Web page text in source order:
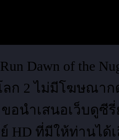
Dawn of the
ก 2 ไม่มีโฆษณาก
ขอนำเสนอเว็บดูซี
HD ที่มีให้ท่านได้